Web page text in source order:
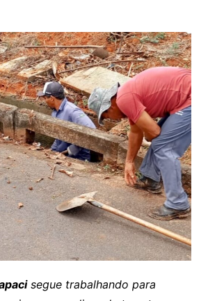
segue trabalhando para